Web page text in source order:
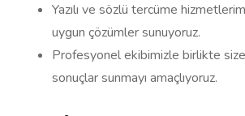
Yazılı ve sözlü tercüme
uygun çözümler sunuyoruz.
Profesyonel ekibimizle birlikte
sonuçlar sunmayı amaçlıyoruz.